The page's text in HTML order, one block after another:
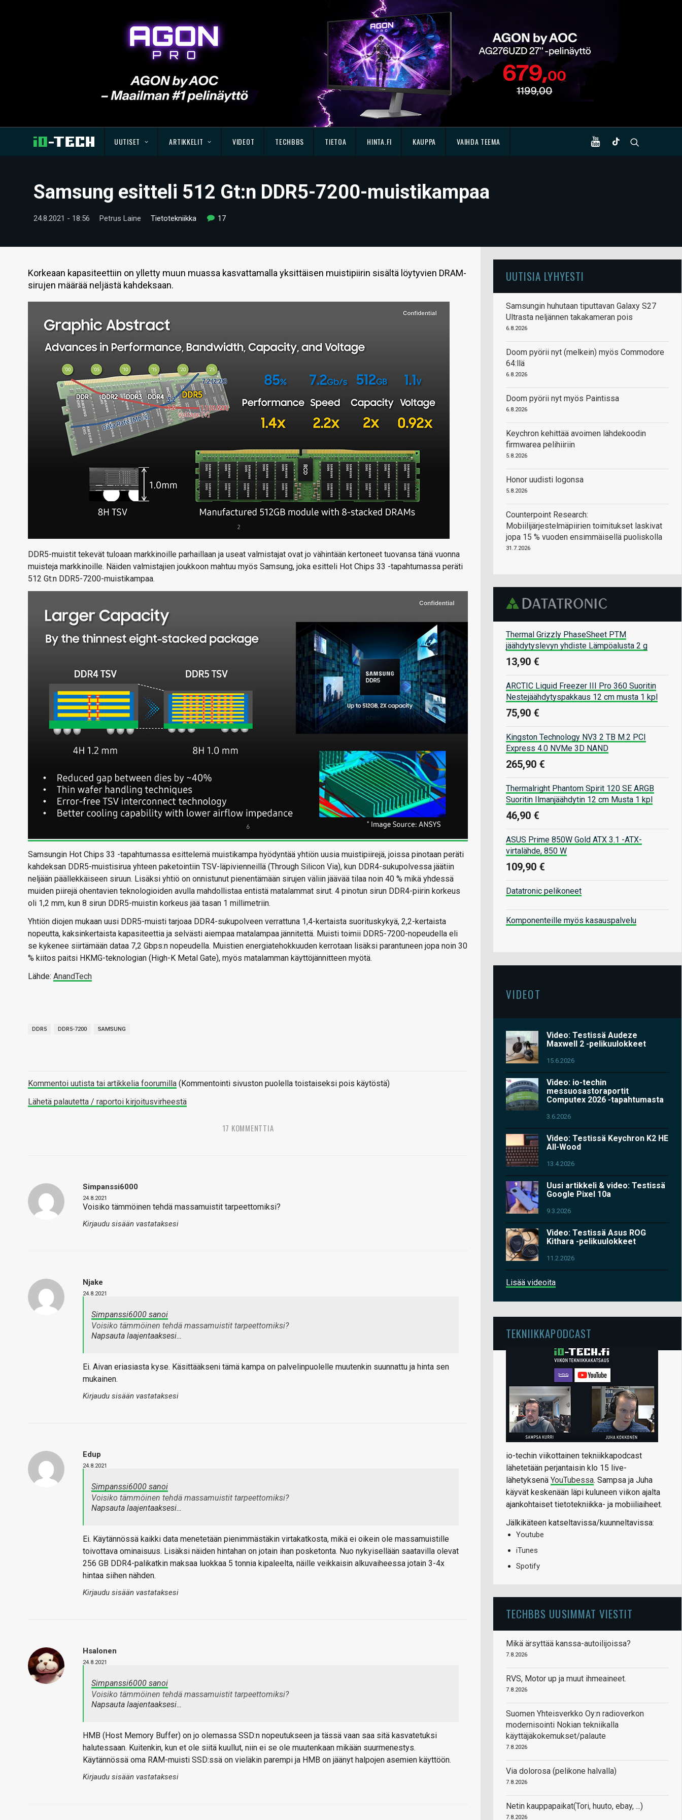
UUTISET ARTIKKELIT VIDEOT TECHBBS TIETOA HINTA.FI KAUPPA VAIHDA TEEMA
Samsung esitteli 512 Gt:n DDR5-7200-muistikampaa
24.8.2021 - 18:56 Petrus Laine Tietotekniikka 17
Korkeaan kapasiteettiin on ylletty muun muassa kasvattamalla yksittäisen muistipiirin sisältä löytyvien DRAM-
sirujen määrää neljästä kahdeksaan.
DDR5-muistit tekevät tuloaan markkinoille parhaillaan ja useat valmistajat ovat jo vähintään kertoneet tuovansa tänä vuonna
muisteja markkinoille. Näiden valmistajien joukkoon mahtuu myös Samsung, joka esitteli Hot Chips 33 -tapahtumassa peräti
512 Gt:n DDR5-7200-muistikampaa.
Samsungin Hot Chips 33 -tapahtumassa esittelemä muistikampa hyödyntää yhtiön uusia muistipiirejä, joissa pinotaan peräti
kahdeksan DDR5-muistisirua yhteen paketointiin TSV-läpivienneillä (Through Silicon Via), kun DDR4-sukupolvessa jäätiin
neljään päällekkäiseen siruun. Lisäksi yhtiö on onnistunut pienentämään sirujen väliin jäävää tilaa noin 40 % mikä yhdessä
muiden piirejä ohentavien teknologioiden avulla mahdollistaa entistä matalammat sirut. 4 pinotun sirun DDR4-piirin korkeus
oli 1,2 mm, kun 8 sirun DDR5-muistin korkeus jää tasan 1 millimetriin.
Yhtiön diojen mukaan uusi DDR5-muisti tarjoaa DDR4-sukupolveen verrattuna 1,4-kertaista suorituskykyä, 2,2-kertaista
nopeutta, kaksinkertaista kapasiteettia ja selvästi aiempaa matalampaa jännitettä. Muisti toimii DDR5-7200-nopeudella eli
se kykenee siirtämään dataa 7,2 Gbps:n nopeudella. Muistien energiatehokkuuden kerrotaan lisäksi parantuneen jopa noin 30
% kiitos paitsi HKMG-teknologian (High-K Metal Gate), myös matalamman käyttöjännitteen myötä.
Lähde: AnandTech
DDR5 DDR5-7200 SAMSUNG
Kommentoi uutista tai artikkelia foorumilla (Kommentointi sivuston puolella toistaiseksi pois käytöstä)
Lähetä palautetta / raportoi kirjoitusvirheestä
17 KOMMENTTIA
Simpanssi6000
24.8.2021
Voisiko tämmöinen tehdä massamuistit tarpeettomiksi?
Kirjaudu sisään vastataksesi
Njake
24.8.2021
Simpanssi6000 sanoi
Voisiko tämmöinen tehdä massamuistit tarpeettomiksi?
Napsauta laajentaaksesi…
Ei. Aivan eriasiasta kyse. Käsittääkseni tämä kampa on palvelinpuolelle muutenkin suunnattu ja hinta sen
mukainen.
Kirjaudu sisään vastataksesi
Edup
24.8.2021
Simpanssi6000 sanoi
Voisiko tämmöinen tehdä massamuistit tarpeettomiksi?
Napsauta laajentaaksesi…
Ei. Käytännössä kaikki data menetetään pienimmästäkin virtakatkosta, mikä ei oikein ole massamuistille
toivottava ominaisuus. Lisäksi näiden hintahan on jotain ihan posketonta. Nuo nykyisellään saatavilla olevat
256 GB DDR4-palikatkin maksaa luokkaa 5 tonnia kipaleelta, näille veikkaisin alkuvaiheessa jotain 3-4x
hintaa siihen nähden.
Kirjaudu sisään vastataksesi
Hsalonen
24.8.2021
Simpanssi6000 sanoi
Voisiko tämmöinen tehdä massamuistit tarpeettomiksi?
Napsauta laajentaaksesi…
HMB (Host Memory Buffer) on jo olemassa SSD:n nopeutukseen ja tässä vaan saa sitä kasvatetuksi
halutessaan. Kuitenkin, kun et ole siitä kuullut, niin ei se ole muutenkaan mikään suurmenestys.
Käytännössä oma RAM-muisti SSD:ssä on vieläkin parempi ja HMB on jäänyt halpojen asemien käyttöön.
Kirjaudu sisään vastataksesi
UUTISIA LYHYESTI
Samsungin huhutaan tiputtavan Galaxy S27
Ultrasta neljännen takakameran pois
6.8.2026
Doom pyörii nyt (melkein) myös Commodore
64:llä
6.8.2026
Doom pyörii nyt myös Paintissa
6.8.2026
Keychron kehittää avoimen lähdekoodin
firmwarea pelihiiriin
5.8.2026
Honor uudisti logonsa
5.8.2026
Counterpoint Research:
Mobiilijärjestelmäpiirien toimitukset laskivat
jopa 15 % vuoden ensimmäisellä puoliskolla
31.7.2026
Thermal Grizzly PhaseSheet PTM
jäähdytyslevyn yhdiste Lämpöalusta 2 g
13,90 €
ARCTIC Liquid Freezer III Pro 360 Suoritin
Nestejäähdytyspakkaus 12 cm musta 1 kpl
75,90 €
Kingston Technology NV3 2 TB M.2 PCI
Express 4.0 NVMe 3D NAND
265,90 €
Thermalright Phantom Spirit 120 SE ARGB
Suoritin Ilmanjäähdytin 12 cm Musta 1 kpl
46,90 €
ASUS Prime 850W Gold ATX 3.1 -ATX-
virtalähde, 850 W
109,90 €
Datatronic pelikoneet
Komponenteille myös kasauspalvelu
VIDEOT
Video: Testissä Audeze
Maxwell 2 -pelikuulokkeet
15.6.2026
Video: io-techin
messuosastoraportit
Computex 2026 -tapahtumasta
3.6.2026
Video: Testissä Keychron K2 HE
All-Wood
13.4.2026
Uusi artikkeli & video: Testissä
Google Pixel 10a
9.3.2026
Video: Testissä Asus ROG
Kithara -pelikuulokkeet
11.2.2026
Lisää videoita
TEKNIIKKAPODCAST
io-techin viikottainen tekniikkapodcast
lähetetään perjantaisin klo 15 live-
lähetyksenä YouTubessa. Sampsa ja Juha
käyvät keskenään läpi kuluneen viikon ajalta
ajankohtaiset tietotekniikka- ja mobiiliaiheet.
Jälkikäteen katseltavissa/kuunneltavissa:
Youtube
iTunes
Spotify
TECHBBS UUSIMMAT VIESTIT
Mikä ärsyttää kanssa-autoilijoissa?
7.8.2026
RVS, Motor up ja muut ihmeaineet.
7.8.2026
Suomen Yhteisverkko Oy:n radioverkon
modernisointi Nokian tekniikalla
käyttäjäkokemukset/palaute
7.8.2026
Via dolorosa (pelikone halvalla)
7.8.2026
Netin kauppapaikat(Tori, huuto, ebay, ...)
7.8.2026